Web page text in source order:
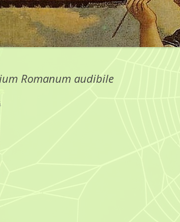
Romanum audibile